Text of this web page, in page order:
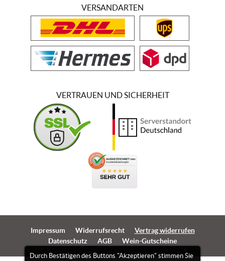
Durch Bestätigen des Buttons "Akzeptieren" stimmen Sie
VERSANDARTEN
VERTRAUEN UND SICHERHEIT
Impressum Widerrufsrecht
Vertrag widerrufen
Datenschutz
AGB Wein-Gutscheine